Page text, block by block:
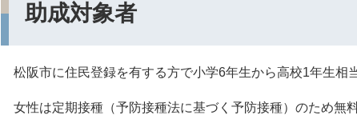
助成対象者
松阪市に住民登録を有する方で小学6年生から高校1年生相
女性は定期接種（予防接種法に基づく予防接種）のため無